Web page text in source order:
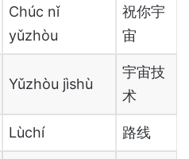
Chúc nǐ
yǔzhòu
祝你宇
宙
Yǔzhòu jìshù
宇宙技
术
Lùchí 路线